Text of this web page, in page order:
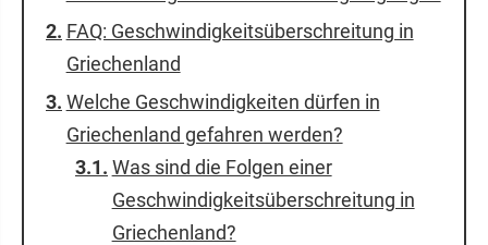
FAQ: Geschwindigkeitsüberschreitung in
Griechenland
Welche Geschwindigkeiten dürfen in
Griechenland gefahren werden?
Was sind die Folgen einer
Geschwindigkeitsüberschreitung in
Griechenland?